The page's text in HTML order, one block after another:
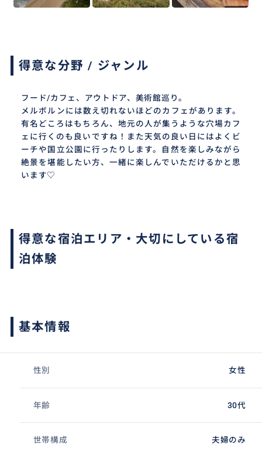
得意な分野 / ジャンル
フード/カフェ、アウトドア、美術館巡り。
メルボルンには数え切れないほどのカフェがあります。
有名どころはもちろん、地元の人が集うような穴場カフ
ェに行くのも良いですね！また天気の良い日にはよくビ
ーチや国立公園に行ったりします。自然を楽しみながら
絶景を堪能したい方、一緒に楽しんでいただけるかと思
います♡
得意な宿泊エリア・大切にしている宿
泊体験
基本情報
性別 女性
年齢 30代
世帯構成 夫婦のみ